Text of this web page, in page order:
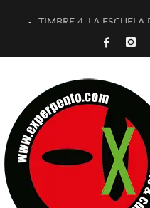
TIMBRE 4, LA
30 AÑOS (NO ES
D’BALDOMEROS
MARSHALL FLASH
JOFRE BARDAGÍ EN
YORCH PRESENTA
MAGALÍ SARE